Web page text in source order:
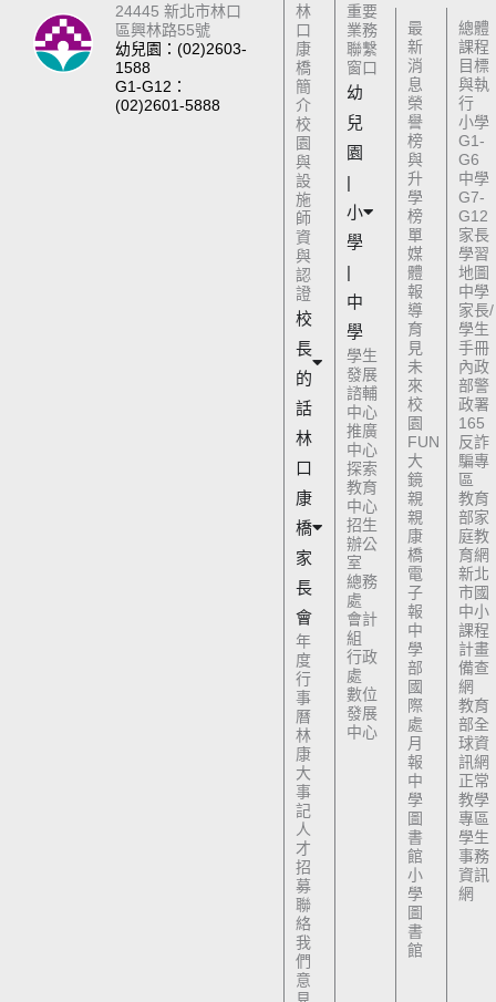
24445 新北市林口
區興林路55號
幼兒園：(02)2603-
1588
G1-G12：
(02)2601-5888
林
口
康
橋
簡
介
校
園
與
設
施
師
資
與
認
證
校
長
的
話
林
口
康
橋
家
長
會
年
度
行
事
曆
林
康
大
事
記
人
才
招
募
聯
絡
我
們
意
見
重要
業務
聯繫
窗口
幼
兒
園
|
小
學
|
中
學
學生
發展
諮輔
中心
推廣
中心
探索
教育
中心
招生
辦公
室
總務
處
會計
組
行政
處
數位
發展
中心
最
新
消
息
榮
譽
榜
與
升
學
榜
單
媒
體
報
導
育
見
未
來
校
園
FUN
大
鏡
親
親
康
橋
電
子
報
中
學
部
國
際
處
月
報
中
學
圖
書
館
小
學
圖
書
館
總體
課程
目標
與執
行
小學
G1-
G6
中學
G7-
G12
家長
學習
地圖
中學
家長/
學生
手冊
內政
部警
政署
165
反詐
騙專
區
教育
部家
庭教
育網
新北
市國
中小
課程
計畫
備查
網
教育
部全
球資
訊網
正常
教學
專區
學生
事務
資訊
網